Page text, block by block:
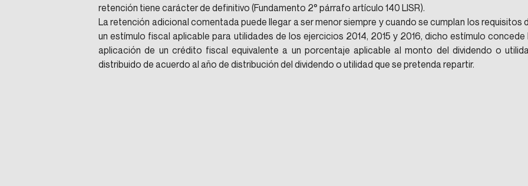
retención tiene carácter de definitivo (Fundamento 2° párrafo artículo 140 LISR).
La retención adicional comentada puede llegar a ser menor siempre y cuando se cumplan los requisitos
un estímulo fiscal aplicable para utilidades de los ejercicios 2014, 2015 y 2016, dicho estímulo concede
aplicación de un crédito fiscal equivalente a un porcentaje aplicable al monto del dividendo o
distribuido de acuerdo al año de distribución del dividendo o utilidad que se pretenda repartir.